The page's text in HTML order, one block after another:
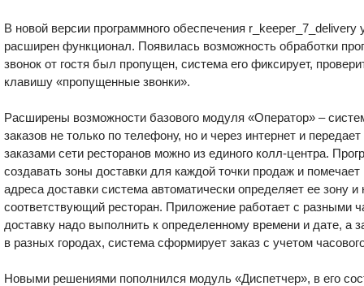
В новой версии программного обеспечения
расширен функционал. Появилась возможность обработки
звонок от гостя был пропущен, система его фиксирует,
клавишу «пропущенные звонки».
Расширены возможности базового модуля «Оператор» –
заказов не только по телефону, но и через интернет и
заказами сети ресторанов можно из единого колл-центра.
создавать зоны доставки для каждой точки продаж и
адреса доставки система автоматически определяет ее зону и
соответствующий ресторан. Приложение работает с разными
доставку надо выполнить к определенному времени и дате, а
в разных городах, система сформирует заказ с учетом
Новыми решениями пополнился модуль «Диспетчер», в его